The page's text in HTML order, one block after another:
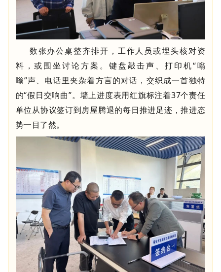
数张办公桌整齐排开，工作人员或埋头核对资
料，或围坐讨论方案。键盘敲击声、打印机“嗡
嗡”声、电话里夹杂着方言的对话，交织成一首独特
的“假日交响曲”。墙上进度表用红旗标注着37个责任
单位从协议签订到房屋腾退的每日推进足迹，推进态
势一目了然。